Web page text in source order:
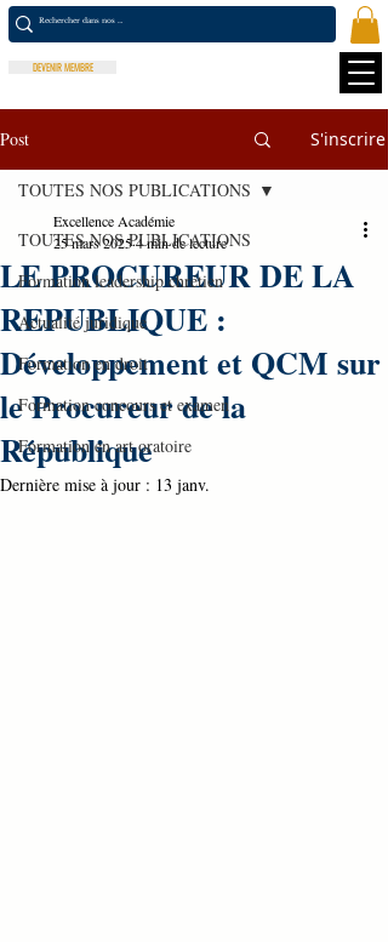
DEVENIR MEMBRE
Post S'inscrire
TOUTES NOS PUBLICATIONS
Formation leadership chrétien
Actualité juridique
Formation en droit
Formation concours et examen
Formation en art oratoire
TOUTES NOS PUBLICATIONS
LE PROCUREUR DE LA
REPUBLIQUE :
Développement et QCM sur
le Procureur de la
République
Excellence Académie
25 mars 20254 min de lecture
Dernière mise à jour : 13 janv.